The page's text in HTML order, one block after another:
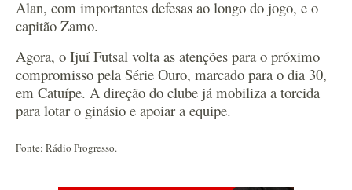
Alan, com importantes defesas ao longo do jogo, e o
capitão Zamo.
Agora, o Ijuí Futsal volta as atenções para o próximo
compromisso pela Série Ouro, marcado para o dia 30,
em Catuípe. A direção do clube já mobiliza a torcida
para lotar o ginásio e apoiar a equipe.
Fonte: Rádio Progresso.